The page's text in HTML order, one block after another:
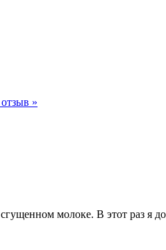
»
молоке. В этот раз я